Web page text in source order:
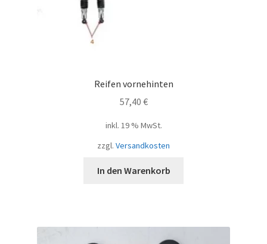
Reifen vornehinten
57,40 €
inkl. 19 % MwSt.
zzgl. Versandkosten
In den Warenkorb